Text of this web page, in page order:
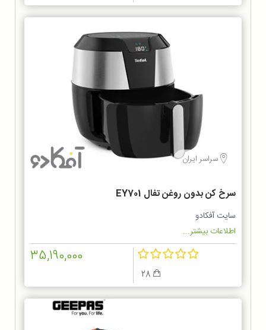
سراسر ایران
سرخ کن بدون روغن تفال EY701
سایت آفکادو
اطلاعات بیشتر...
35,190,000